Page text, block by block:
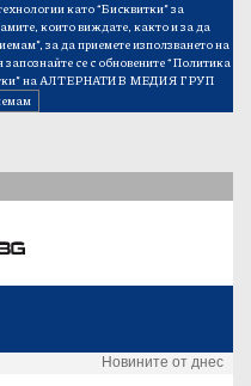
като “Бисквитки” за
които виждате, както и за да
за да приемете използването на
се с обновените“Политика
на АЛТЕРНАТИВ МЕДИЯ ГРУП
Новините от днес